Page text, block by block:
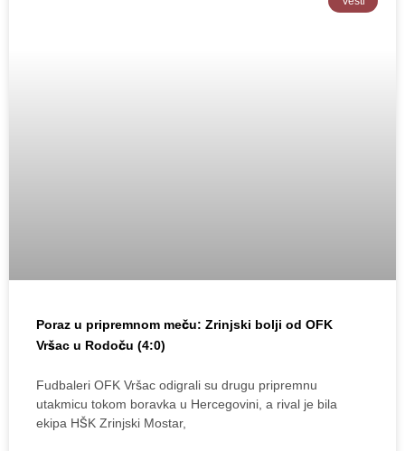
Poraz u pripremnom meču: Zrinjski bolji od OFK
Vršac u Rodoču (4:0)
Fudbaleri OFK Vršac odigrali su drugu pripremnu
utakmicu tokom boravka u Hercegovini, a rival je bila
ekipa HŠK Zrinjski Mostar,